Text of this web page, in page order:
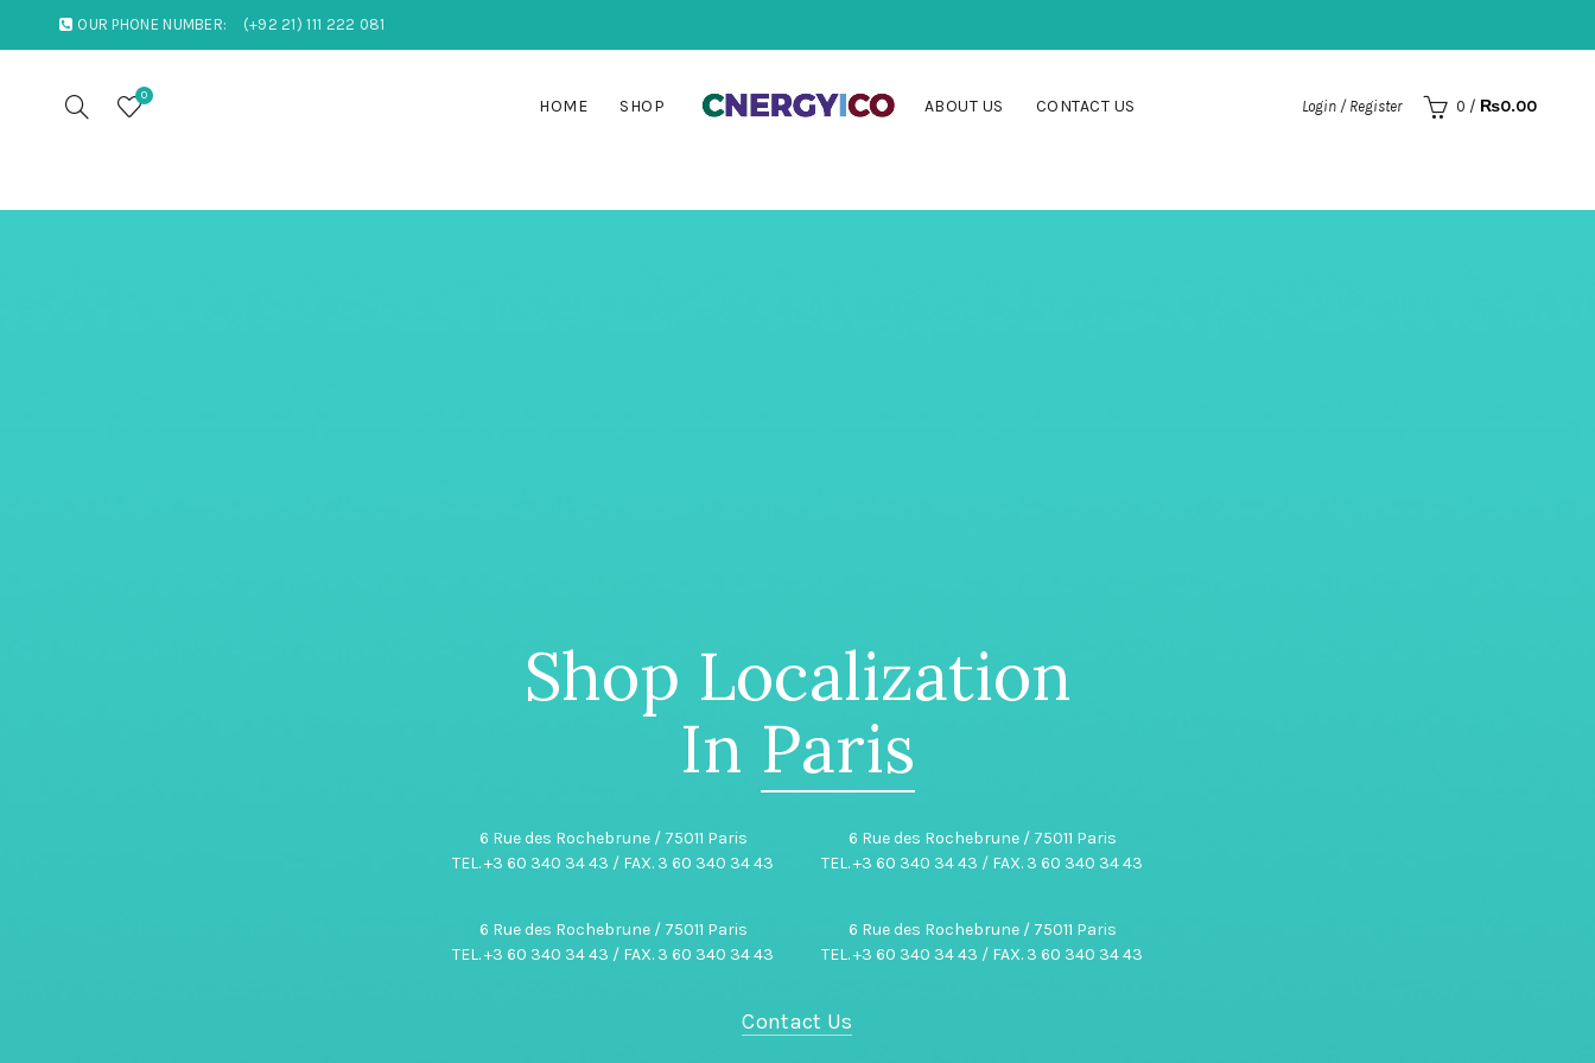
OUR PHONE NUMBER: (+92 21) 111 222 081
0
HOME SHOP ABOUT US CONTACT US Login / Register 0 / ₨0.00
Shop Localization
In Paris
6 Rue des Rochebrune / 75011 Paris
TEL. +3 60 340 34 43 / FAX. 3 60 340 34 43
6 Rue des Rochebrune / 75011 Paris
TEL. +3 60 340 34 43 / FAX. 3 60 340 34 43
6 Rue des Rochebrune / 75011 Paris
TEL. +3 60 340 34 43 / FAX. 3 60 340 34 43
6 Rue des Rochebrune / 75011 Paris
TEL. +3 60 340 34 43 / FAX. 3 60 340 34 43
Contact Us